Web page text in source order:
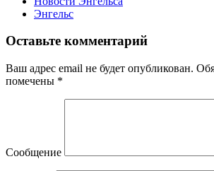
Энгельс
Оставьте комментарий
Ваш адрес email не будет опубликован.
помечены *
Сообщение